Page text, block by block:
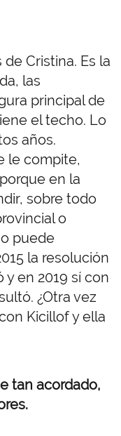
Cristina. Es la
las
principal de
el techo. Lo
años.
le compite,
en la
sobre todo
o
puede
la resolución
y en 2019 sí con
¿Otra vez
Kicillof y ella
tan acordado,